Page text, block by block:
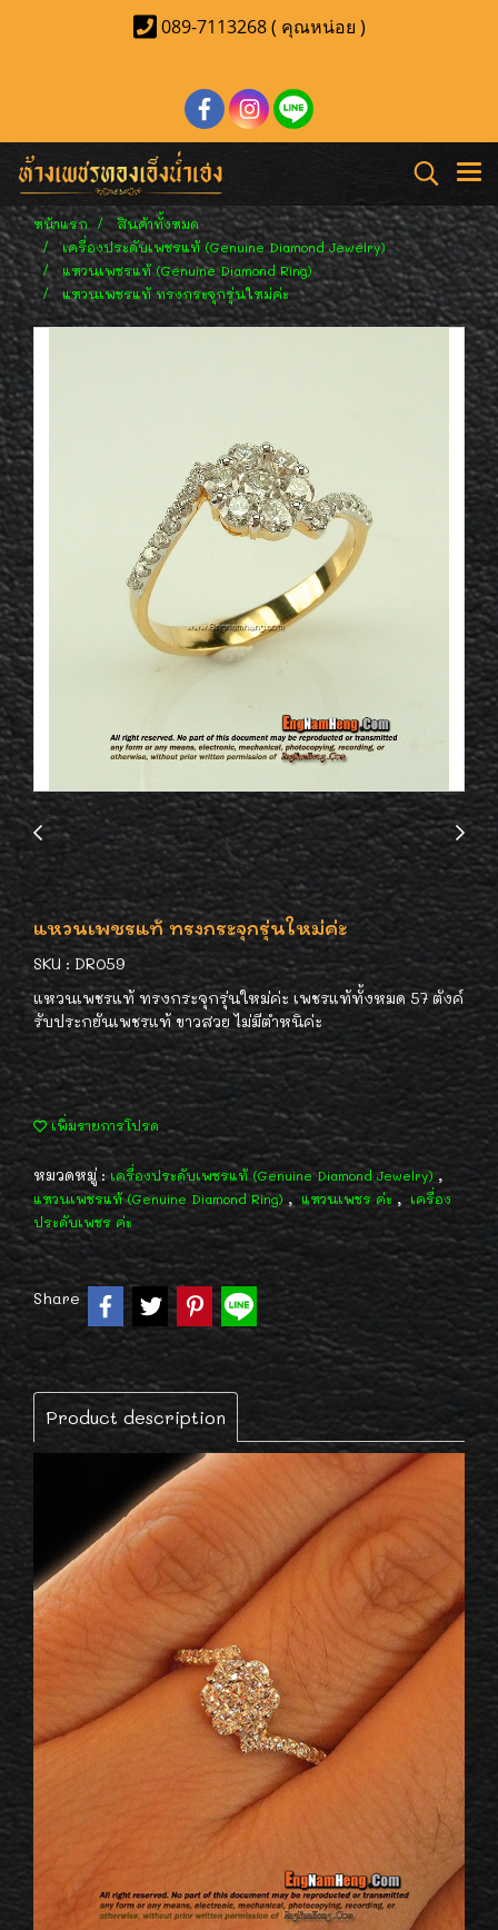
089-7113268 ( คุณหน่อย )
หน้าแรก
สินค้าทั้งหมด
เครื่องประดับเพชรแท้ (Genuine Diamond Jewelry)
แหวนเพชรแท้ (Genuine Diamond Ring)
แหวนเพชรแท้ ทรงกระจุกรุ่นใหม่ค่ะ
แหวนเพชรแท้ ทรงกระจุกรุ่นใหม่ค่ะ
SKU : DR059
แหวนเพชรแท้ ทรงกระจุกรุ่นใหม่ค่ะ เพชรแท้ทั้งหมด 57 ตังค์
รับประกยันเพชรแท้ ขาวสวย ไม่มีตำหนิค่ะ
เพิ่มรายการโปรด
หมวดหมู่ :เครื่องประดับเพชรแท้ (Genuine Diamond Jewelry) ,
แหวนเพชรแท้ (Genuine Diamond Ring) , แหวนเพชร ค่ะ , เครื่อง
ประดับเพชร ค่ะ
Share
Product description